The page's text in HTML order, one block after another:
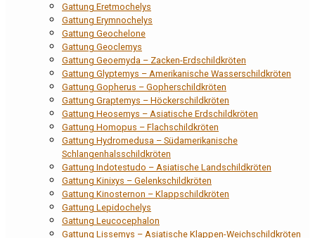
Gattung Eretmochelys
Gattung Erymnochelys
Gattung Geochelone
Gattung Geoclemys
Gattung Geoemyda – Zacken-Erdschildkröten
Gattung Glyptemys – Amerikanische Wasserschildkröten
Gattung Gopherus – Gopherschildkröten
Gattung Graptemys – Höckerschildkröten
Gattung Heosemys – Asiatische Erdschildkröten
Gattung Homopus – Flachschildkröten
Gattung Hydromedusa – Südamerikanische
Schlangenhalsschildkröten
Gattung Indotestudo – Asiatische Landschildkröten
Gattung Kinixys – Gelenkschildkröten
Gattung Kinosternon – Klappschildkröten
Gattung Lepidochelys
Gattung Leucocephalon
Gattung Lissemys – Asiatische Klappen-Weichschildkröten